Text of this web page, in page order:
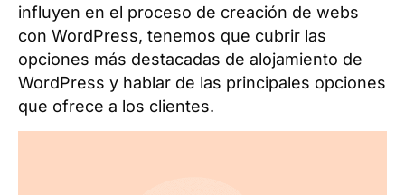
influyen en el proceso de creación de webs
con WordPress, tenemos que cubrir las
opciones más destacadas de alojamiento de
WordPress y hablar de las principales opciones
que ofrece a los clientes.